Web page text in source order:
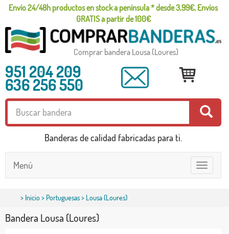
Envío 24/48h productos en stock a península * desde 3,99€, Envíos
GRATIS a partir de 100€
Comprar bandera Lousa (Loures)
951 204 209
636 256 550
Banderas de calidad fabricadas para ti.
Toggle
navigation
Menú
> Inicio> Portuguesas> Lousa (Loures)
Bandera Lousa (Loures)